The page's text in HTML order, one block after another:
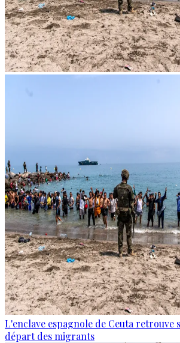
L'enclave espagnole de Ceuta retrouve
départ des migrants